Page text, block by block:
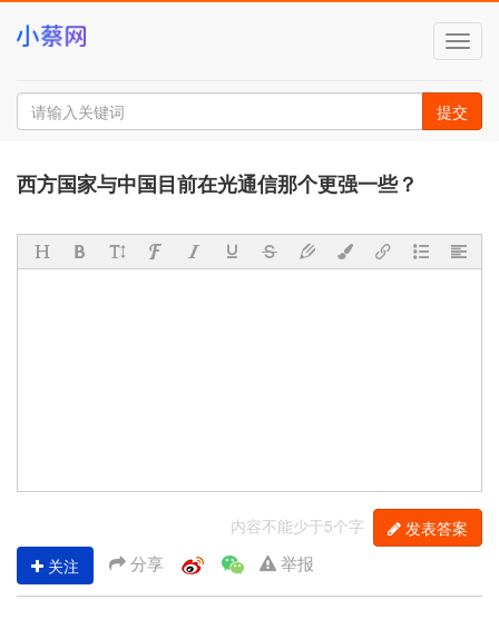
切
换
导
航
提交
西方国家与中国目前在光通信那个更强一些？
内容不能少于5个字
发表答案
关注
分享 举报